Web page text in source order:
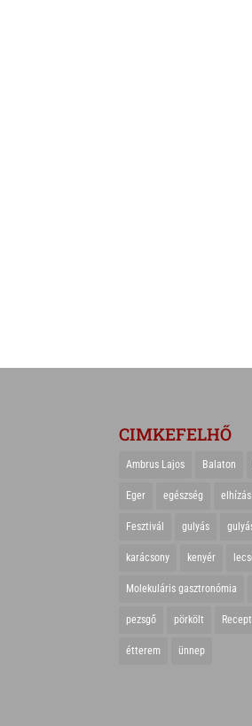
CIMKEFELHŐ
Ambrus Lajos Balaton
Eger egészség elhízás
Fesztivál gulyás
karácsony kenyér
Molekuláris gasztronómia
pezsgő pörkölt Recept
étterem ünnep